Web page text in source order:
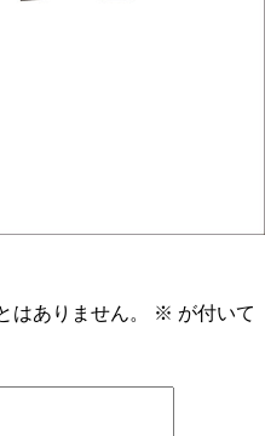
はありません。 ※ が付いて